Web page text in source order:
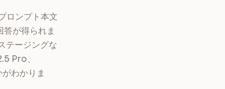
ロンプト本文
が得られま
テージングな
Pro、
わかりま